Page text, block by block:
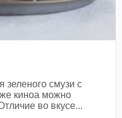
зеленого смузи с
киноа можно
во вкусе...